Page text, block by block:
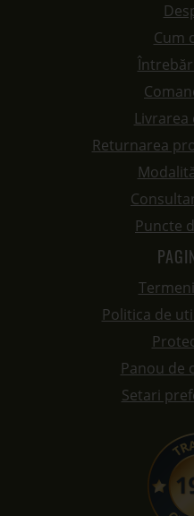
Cum
Returnarea
Puncte
Politica de
Panou de
Setari